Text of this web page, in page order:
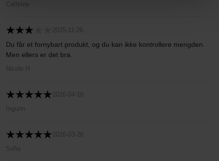
Cathrine
2025-11-26
Du får et fornybart produkt, og du kan ikke kontrollere mengden.
Men ellers er det bra.
Nicole H
2026-04-16
Ingunn
2026-03-26
Sofia